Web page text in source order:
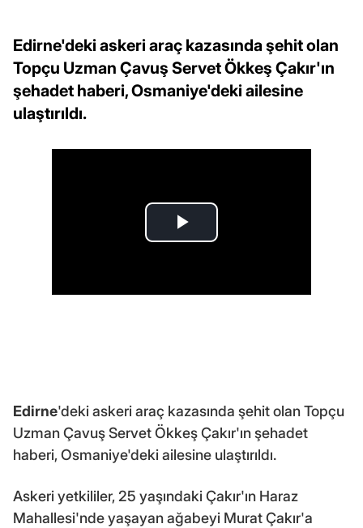
Edirne'deki askeri araç kazasında şehit olan
Topçu Uzman Çavuş Servet Ökkeş Çakır'ın
şehadet haberi, Osmaniye'deki ailesine
ulaştırıldı.
Edirne'deki askeri araç kazasında şehit olan Topçu
Uzman Çavuş Servet Ökkeş Çakır'ın şehadet
haberi, Osmaniye'deki ailesine ulaştırıldı.
Askeri yetkililer, 25 yaşındaki Çakır'ın Haraz
Mahallesi'nde yaşayan ağabeyi Murat Çakır'a